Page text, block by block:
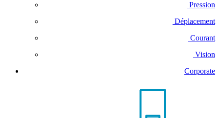
Pression
Déplacement
Courant
Vision
Corporate